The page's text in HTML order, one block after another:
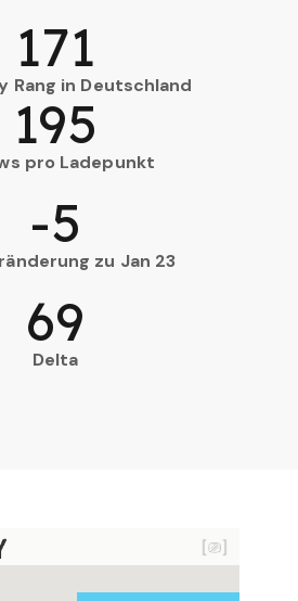
Rang in Deutschland
171
pro Ladepunkt
195
zu Jan 23
-5
Delta
69